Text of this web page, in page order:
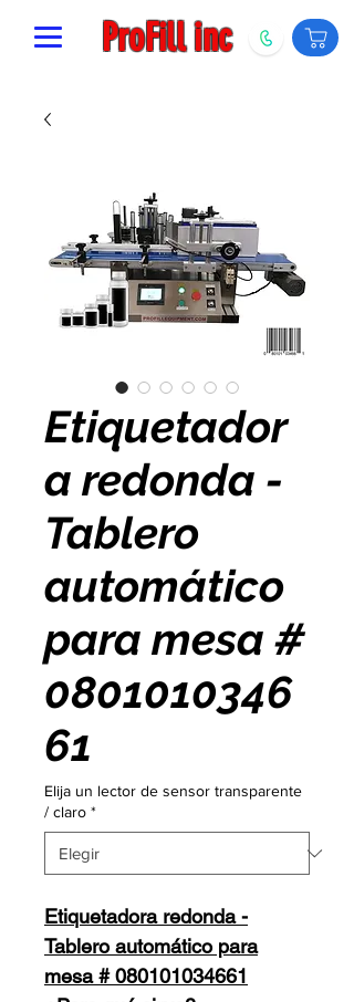
ProFill inc
Etiquetador
a redonda -
Tablero
automático
para mesa #
0801010346
61
Elija un lector de sensor transparente
/ claro *
Etiquetadora redonda -
Tablero automático para
mesa # 080101034661